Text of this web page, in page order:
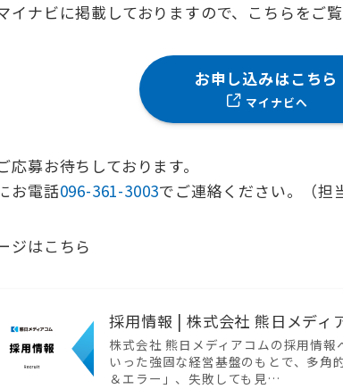
イナビに掲載しておりますので、こちらをご覧
お申し込みはこちら
マイナビへ
応募お待ちしております。
お電話096-361-3003でご連絡ください。（担
ジはこちら
採用情報 | 株式会社 熊日メディ
株式会社 熊日メディアコムの採用情
いった強固な経営基盤のもとで、多角
＆エラー」、失敗しても見…